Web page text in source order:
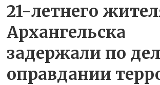
21-летнего
Архангельска
задержали по
оправдании